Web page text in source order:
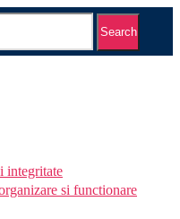
Search
integritate
si functionare